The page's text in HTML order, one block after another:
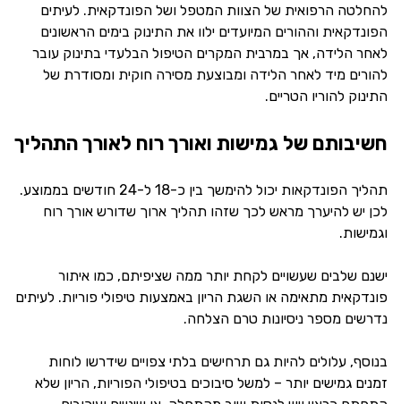
להחלטה הרפואית של הצוות המטפל ושל הפונדקאית. לעיתים
הפונדקאית וההורים המיועדים ילוו את התינוק בימים הראשונים
לאחר הלידה, אך במרבית המקרים הטיפול הבלעדי בתינוק עובר
להורים מיד לאחר הלידה ומבוצעת מסירה חוקית ומסודרת של
התינוק להוריו הטריים.
חשיבותם של גמישות ואורך רוח לאורך התהליך
תהליך הפונדקאות יכול להימשך בין כ-18 ל-24 חודשים בממוצע.
לכן יש להיערך מראש לכך שזהו תהליך ארוך שדורש אורך רוח
וגמישות.
ישנם שלבים שעשויים לקחת יותר ממה שציפיתם, כמו איתור
פונדקאית מתאימה או השגת הריון באמצעות טיפולי פוריות. לעיתים
נדרשים מספר ניסיונות טרם הצלחה.
בנוסף, עלולים להיות גם תרחישים בלתי צפויים שידרשו לוחות
זמנים גמישים יותר – למשל סיבוכים בטיפולי הפוריות, הריון שלא